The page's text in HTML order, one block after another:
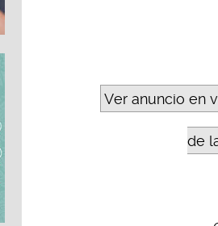
Ver anuncio en
de